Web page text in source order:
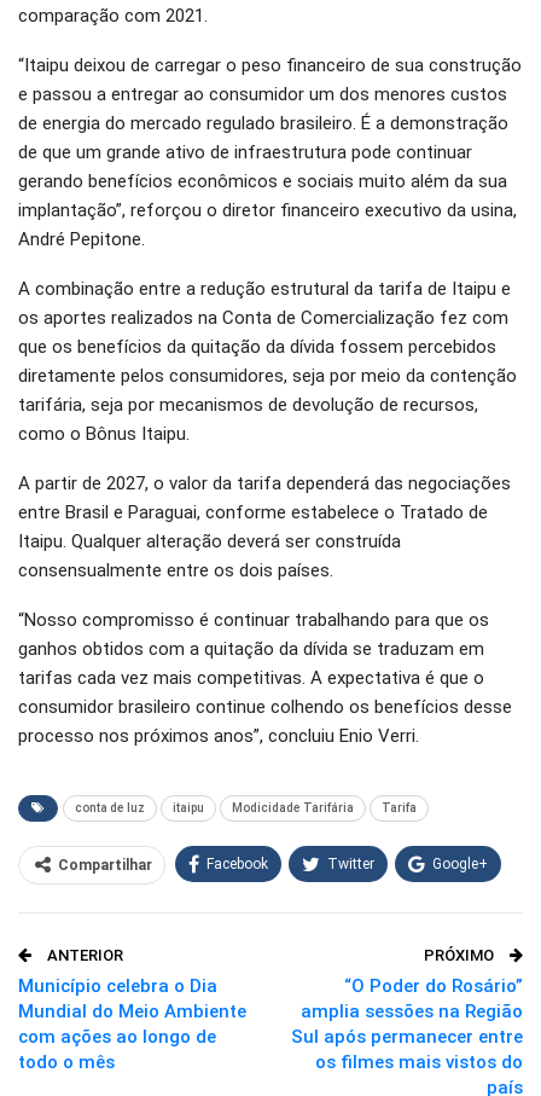
comparação com 2021.
“Itaipu deixou de carregar o peso financeiro de sua construção
e passou a entregar ao consumidor um dos menores custos
de energia do mercado regulado brasileiro. É a demonstração
de que um grande ativo de infraestrutura pode continuar
gerando benefícios econômicos e sociais muito além da sua
implantação”, reforçou o diretor financeiro executivo da usina,
André Pepitone.
A combinação entre a redução estrutural da tarifa de Itaipu e
os aportes realizados na Conta de Comercialização fez com
que os benefícios da quitação da dívida fossem percebidos
diretamente pelos consumidores, seja por meio da contenção
tarifária, seja por mecanismos de devolução de recursos,
como o Bônus Itaipu.
A partir de 2027, o valor da tarifa dependerá das negociações
entre Brasil e Paraguai, conforme estabelece o Tratado de
Itaipu. Qualquer alteração deverá ser construída
consensualmente entre os dois países.
“Nosso compromisso é continuar trabalhando para que os
ganhos obtidos com a quitação da dívida se traduzam em
tarifas cada vez mais competitivas. A expectativa é que o
consumidor brasileiro continue colhendo os benefícios desse
processo nos próximos anos”, concluiu Enio Verri.
conta de luz itaipu Modicidade Tarifária Tarifa
Compartilhar Facebook Twitter Google+
O email
ANTERIOR
Município celebra o Dia
Mundial do Meio Ambiente
com ações ao longo de
todo o mês
PRÓXIMO
“O Poder do Rosário”
amplia sessões na Região
Sul após permanecer entre
os filmes mais vistos do
país